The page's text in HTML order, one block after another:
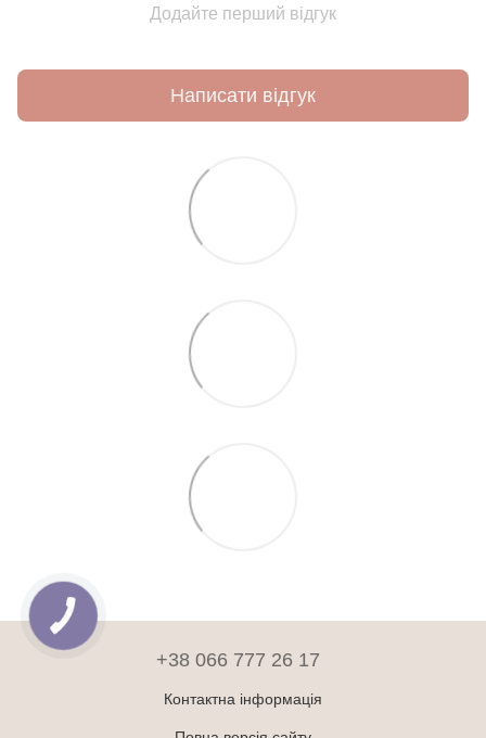
Додайте перший відгук
Написати відгук
+38 066 777 26 17
Контактна інформація